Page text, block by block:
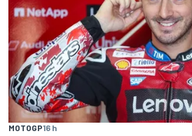
MOTOGP16 h